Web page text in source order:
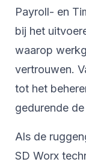
Payroll- en
bij het
waarop
vertrouwen.
tot het
gedurende
Als de
SD Worx